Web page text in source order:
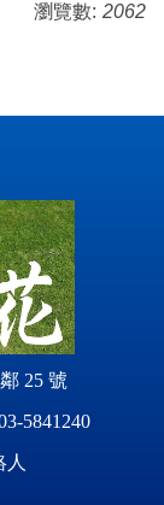
瀏覽數: 2062
25 號
5841240
人